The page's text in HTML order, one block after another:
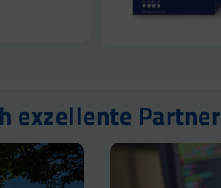
exzellente Partner